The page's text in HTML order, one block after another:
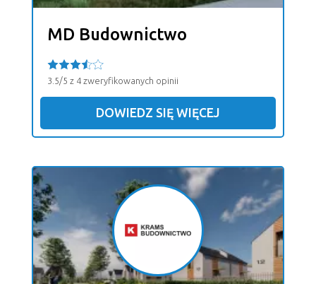
MD Budownictwo
3.5/5 z 4 zweryfikowanych opinii
DOWIEDZ SIĘ WIĘCEJ